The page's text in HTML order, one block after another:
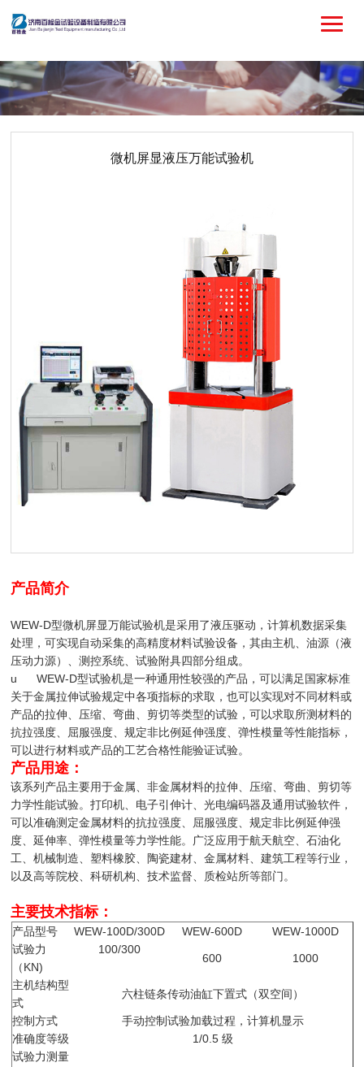
微机屏显液压万能试验机
产品简介
WEW-D型微机屏显万能试验机是采用了液压驱动，计算机数据采集
处理，可实现自动采集的高精度材料试验设备，其由主机、油源（液
压动力源）、测控系统、试验附具四部分组成。
u WEW-D型试验机是一种通用性较强的产品，可以满足国家标准
关于金属拉伸试验规定中各项指标的求取，也可以实现对不同材料或
产品的拉伸、压缩、弯曲、剪切等类型的试验，可以求取所测材料的
抗拉强度、屈服强度、规定非比例延伸强度、弹性模量等性能指标，
可以进行材料或产品的工艺合格性能验证试验。
产品用途：
该系列产品主要用于金属、非金属材料的拉伸、压缩、弯曲、剪切等
力学性能试验。打印机、电子引伸计、光电编码器及通用试验软件，
可以准确测定金属材料的抗拉强度、屈服强度、规定非比例延伸强
度、延伸率、弹性模量等力学性能。广泛应用于航天航空、石油化
工、机械制造、塑料橡胶、陶瓷建材、金属材料、建筑工程等行业，
以及高等院校、科研机构、技术监督、质检站所等部门。
主要技术指标：
产品型号 WEW-100D/300D WEW-600D
WEW-1000D
试验力
（KN)
100/300
600 1000
主机结构型
式
六柱链条传动油缸下置式（双空间）
控制方式
手动控制试验加载过程，计算机显示
准确度等级
1/0.5 级
试验力测量